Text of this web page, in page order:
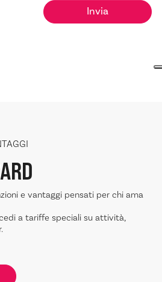
e vantaggi pensati per chi ama
a tariffe speciali su attività,